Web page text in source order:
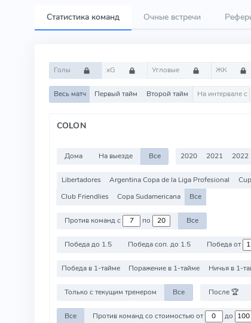
Статистика команд Очные встречи
Голы xG Угловые ЖК
Весь матч Первый тайм Второй тайм На интервале с
COLON
Дома На выезде Все 2020 2021 2022
Libertadores Argentina Copa de la Liga Profesional Cup
Club Friendlies
Copa Sudamericana Все
Против команд с по Все
Победа до 1.5 Победа соп. до 1.5 Победа от
Победа в 1-тайме Поражение в 1-тайме Ничья в 1-
Только с текущим тренером Все После 🏆
Все Против команд со стоимостью от до